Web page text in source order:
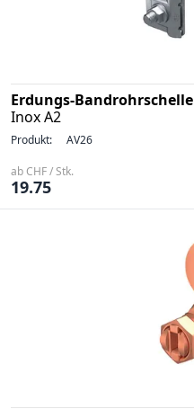
Erdungs-Bandrohrschelle
Inox A2
Produkt: AV26
ab CHF / Stk.
19.75